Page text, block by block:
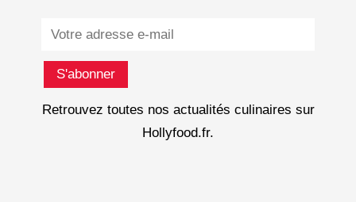
S'abonner
Retrouvez toutes nos actualités culinaires sur
Hollyfood.fr.